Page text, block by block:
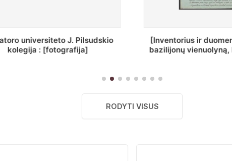
[Inventorius ir duomenys apie Selcų
bazilijonų vienuolyną, Rečycos pav.]
„Wiadomośc
RODYTI VISUS